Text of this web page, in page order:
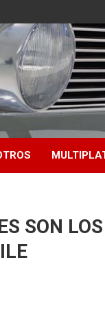
para el sector
SON